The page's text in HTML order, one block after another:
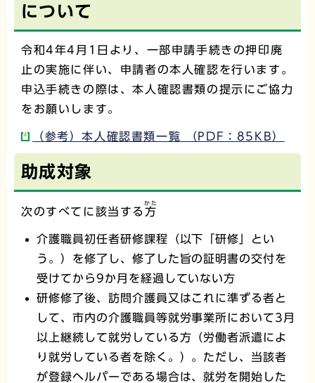
について
令和4年4月1日より、一部申請手続きの押印廃
止の実施に伴い、申請者の本人確認を行います。
申込手続きの際は、本人確認書類の提示にご協力
をお願いします。
（参考）本人確認書類一覧 （PDF：85KB）
助成対象
次のすべてに該当する 方
かた
介護職員初任者研修課程（以下「研修」とい
う。）を修了し、修了した旨の証明書の交付を
受けてから9か月を経過していない方
研修修了後、訪問介護員又はこれに準ずる者と
して、市内の介護職員等就労事業所において3月
以上継続して就労している方（労働者派遣によ
り就労している者を除く。）。ただし、当該者
が登録ヘルパーである場合は、就労を開始した